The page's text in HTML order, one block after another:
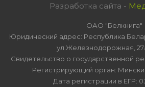
Разработка сайта -
ОАО "Белкнига"
Юридический адрес: Республика
ул.Железнодорожная,
Свидетельство о государственной
Регистрирующий орган:
Дата регистрации в ЕГР: